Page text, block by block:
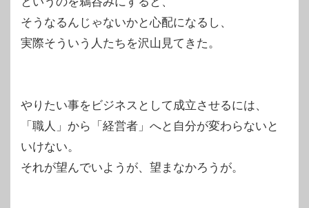
そうなるんじゃないかと心配になるし、
実際そういう人たちを沢山見てきた。
やりたい事をビジネスとして成立させるには、
「職人」から「経営者」へと自分が変わらないと
いけない。
それが望んでいようが、望まなかろうが。